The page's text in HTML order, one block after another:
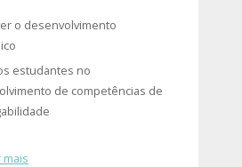
o desenvolvimento
estudantes no
de competências de